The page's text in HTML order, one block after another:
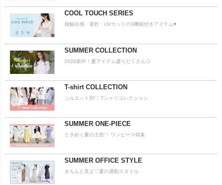
COOL TOUCH SERIES
接触冷感・速乾・UVカットの3機能付きアイテム♥
SUMMER COLLECTION
2026新作！夏アイテム盛りだくさん◎
T-shirt COLLECTION
シルエット別♡ Tシャツコレクション
SUMMER ONE-PIECE
ときめく夏の主役♡ ワンピース特集
SUMMER OFFICE STYLE
きちんと見え♡夏の通勤スタイル